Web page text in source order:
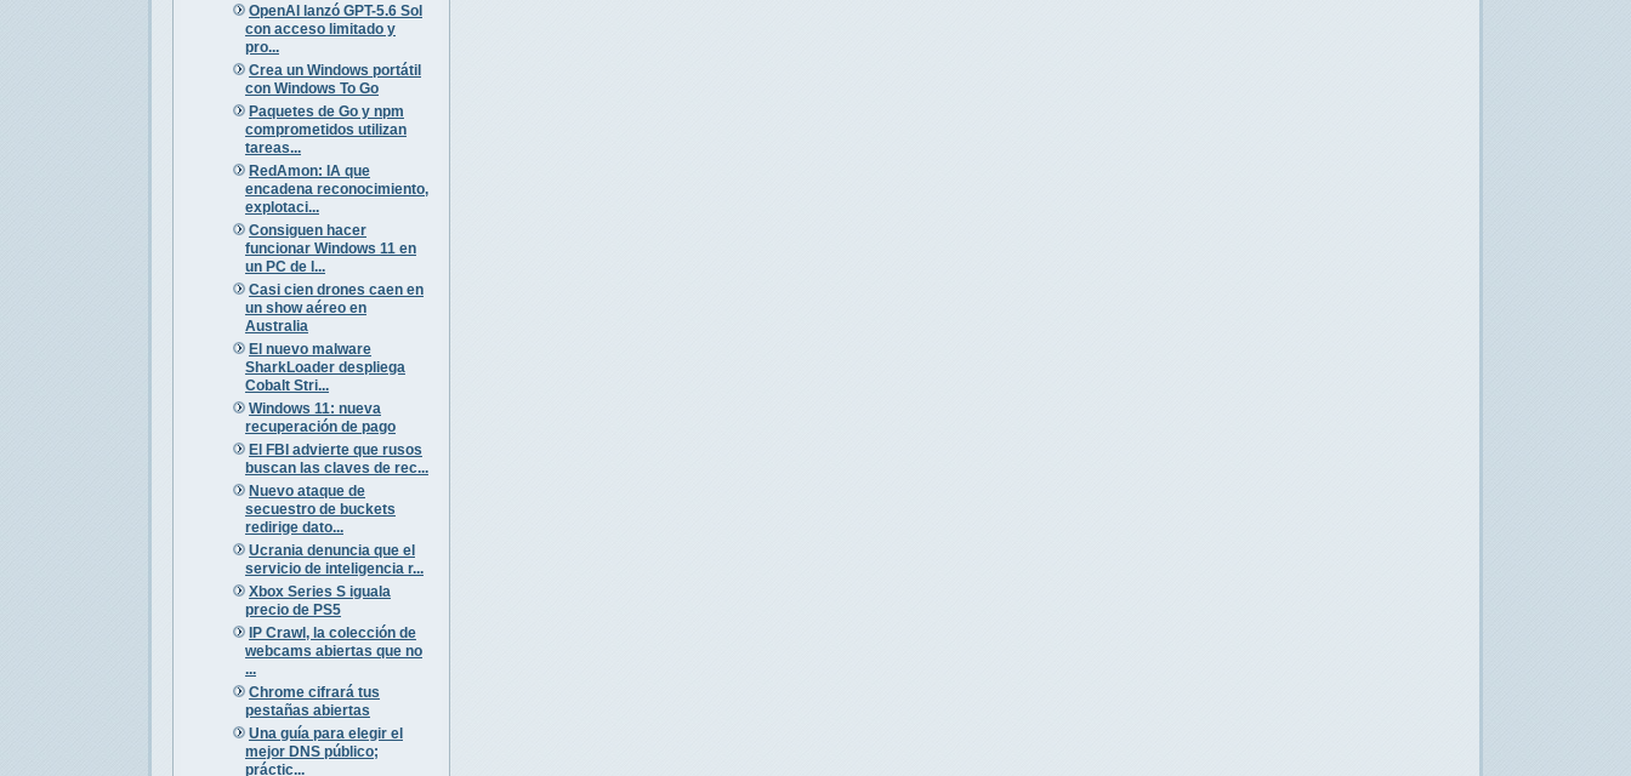
OpenAI lanzó GPT-5.6 Sol
con acceso limitado y
pro...
Crea un Windows portátil
con Windows To Go
Paquetes de Go y npm
comprometidos utilizan
tareas...
RedAmon: IA que
encadena reconocimiento,
explotaci...
Consiguen hacer
funcionar Windows 11 en
un PC de l...
Casi cien drones caen en
un show aéreo en
Australia
El nuevo malware
SharkLoader despliega
Cobalt Stri...
Windows 11: nueva
recuperación de pago
El FBI advierte que rusos
buscan las claves de rec...
Nuevo ataque de
secuestro de buckets
redirige dato...
Ucrania denuncia que el
servicio de inteligencia r...
Xbox Series S iguala
precio de PS5
IP Crawl, la colección de
webcams abiertas que no
...
Chrome cifrará tus
pestañas abiertas
Una guía para elegir el
mejor DNS público;
práctic...